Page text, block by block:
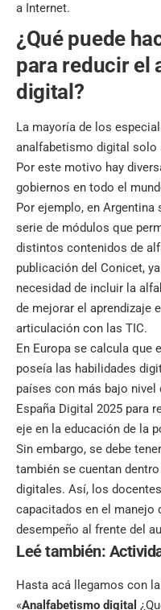
a Internet.
¿Qué puede
para reducir el
digital?
La mayoría de los
analfabetismo digital solo
Por este motivo hay
gobiernos en todo el
Por ejemplo, en Argentina
serie de módulos que
distintos contenidos de
publicación del Conicet,
necesidad de incluir la
de mejorar el aprendizaje
articulación con las TIC.
En Europa se calcula que
poseía las habilidades
países con más bajo nivel
España Digital 2025 para
eje en la educación de la
Sin embargo, se debe
también se cuentan
digitales. Así, los
capacitados en el manejo
desempeño al frente del
Leé también:
Hasta acá llegamos con
«Analfabetismo digital